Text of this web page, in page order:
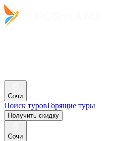
Сочи
Поиск туровГорящие туры
Получить скидку
Сочи